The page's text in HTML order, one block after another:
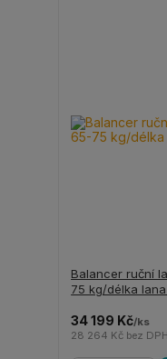
Balancer ruční
75 kg/délka
34 199 Kč/ks
28 264 Kč bez DPH